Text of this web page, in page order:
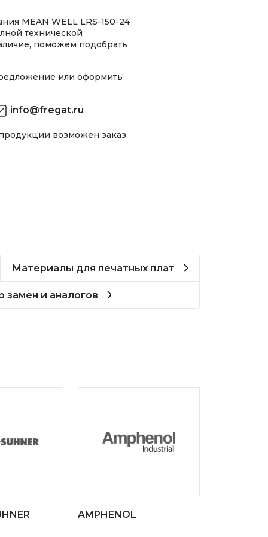
MEAN WELL LRS-150-24
технической
поможем подобрать
или оформить
info@fregat.ru
возможен заказ
Материалы для печатных плат
замен и аналогов
AMPHENOL